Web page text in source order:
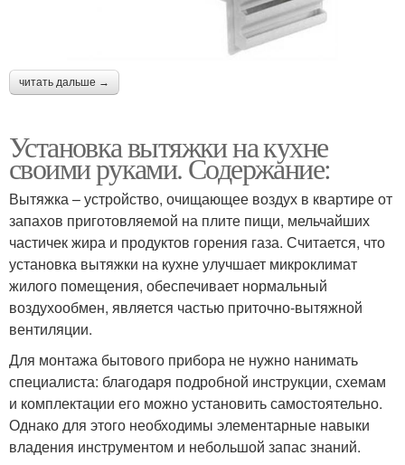
читать дальше →
Установка вытяжки на кухне
своими руками. Содержание:
Вытяжка – устройство, очищающее воздух в квартире от
запахов приготовляемой на плите пищи, мельчайших
частичек жира и продуктов горения газа. Считается, что
установка вытяжки на кухне улучшает микроклимат
жилого помещения, обеспечивает нормальный
воздухообмен, является частью приточно-вытяжной
вентиляции.
Для монтажа бытового прибора не нужно нанимать
специалиста: благодаря подробной инструкции, схемам
и комплектации его можно установить самостоятельно.
Однако для этого необходимы элементарные навыки
владения инструментом и небольшой запас знаний.